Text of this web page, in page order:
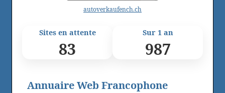
autoverkaufench.ch
Sites en attente
83
Sur 1 an
987
Annuaire Web Francophone